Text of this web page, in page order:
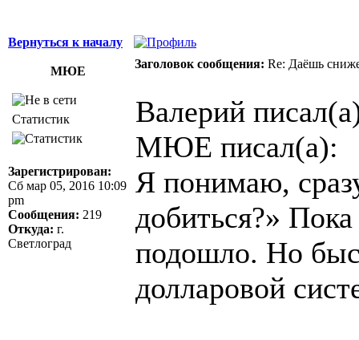
Вернуться к началу
МЮЕ
Заголовок сообщения: Re: Даёшь
Статистик
Зарегистрирован:
Сб мар 05, 2016 10:09
pm
Сообщения: 219
Откуда: г.
Светлоград
Валерий
МЮЕ писал(а):
Я понимаю,
добиться?»
подошло. Но
долларовой